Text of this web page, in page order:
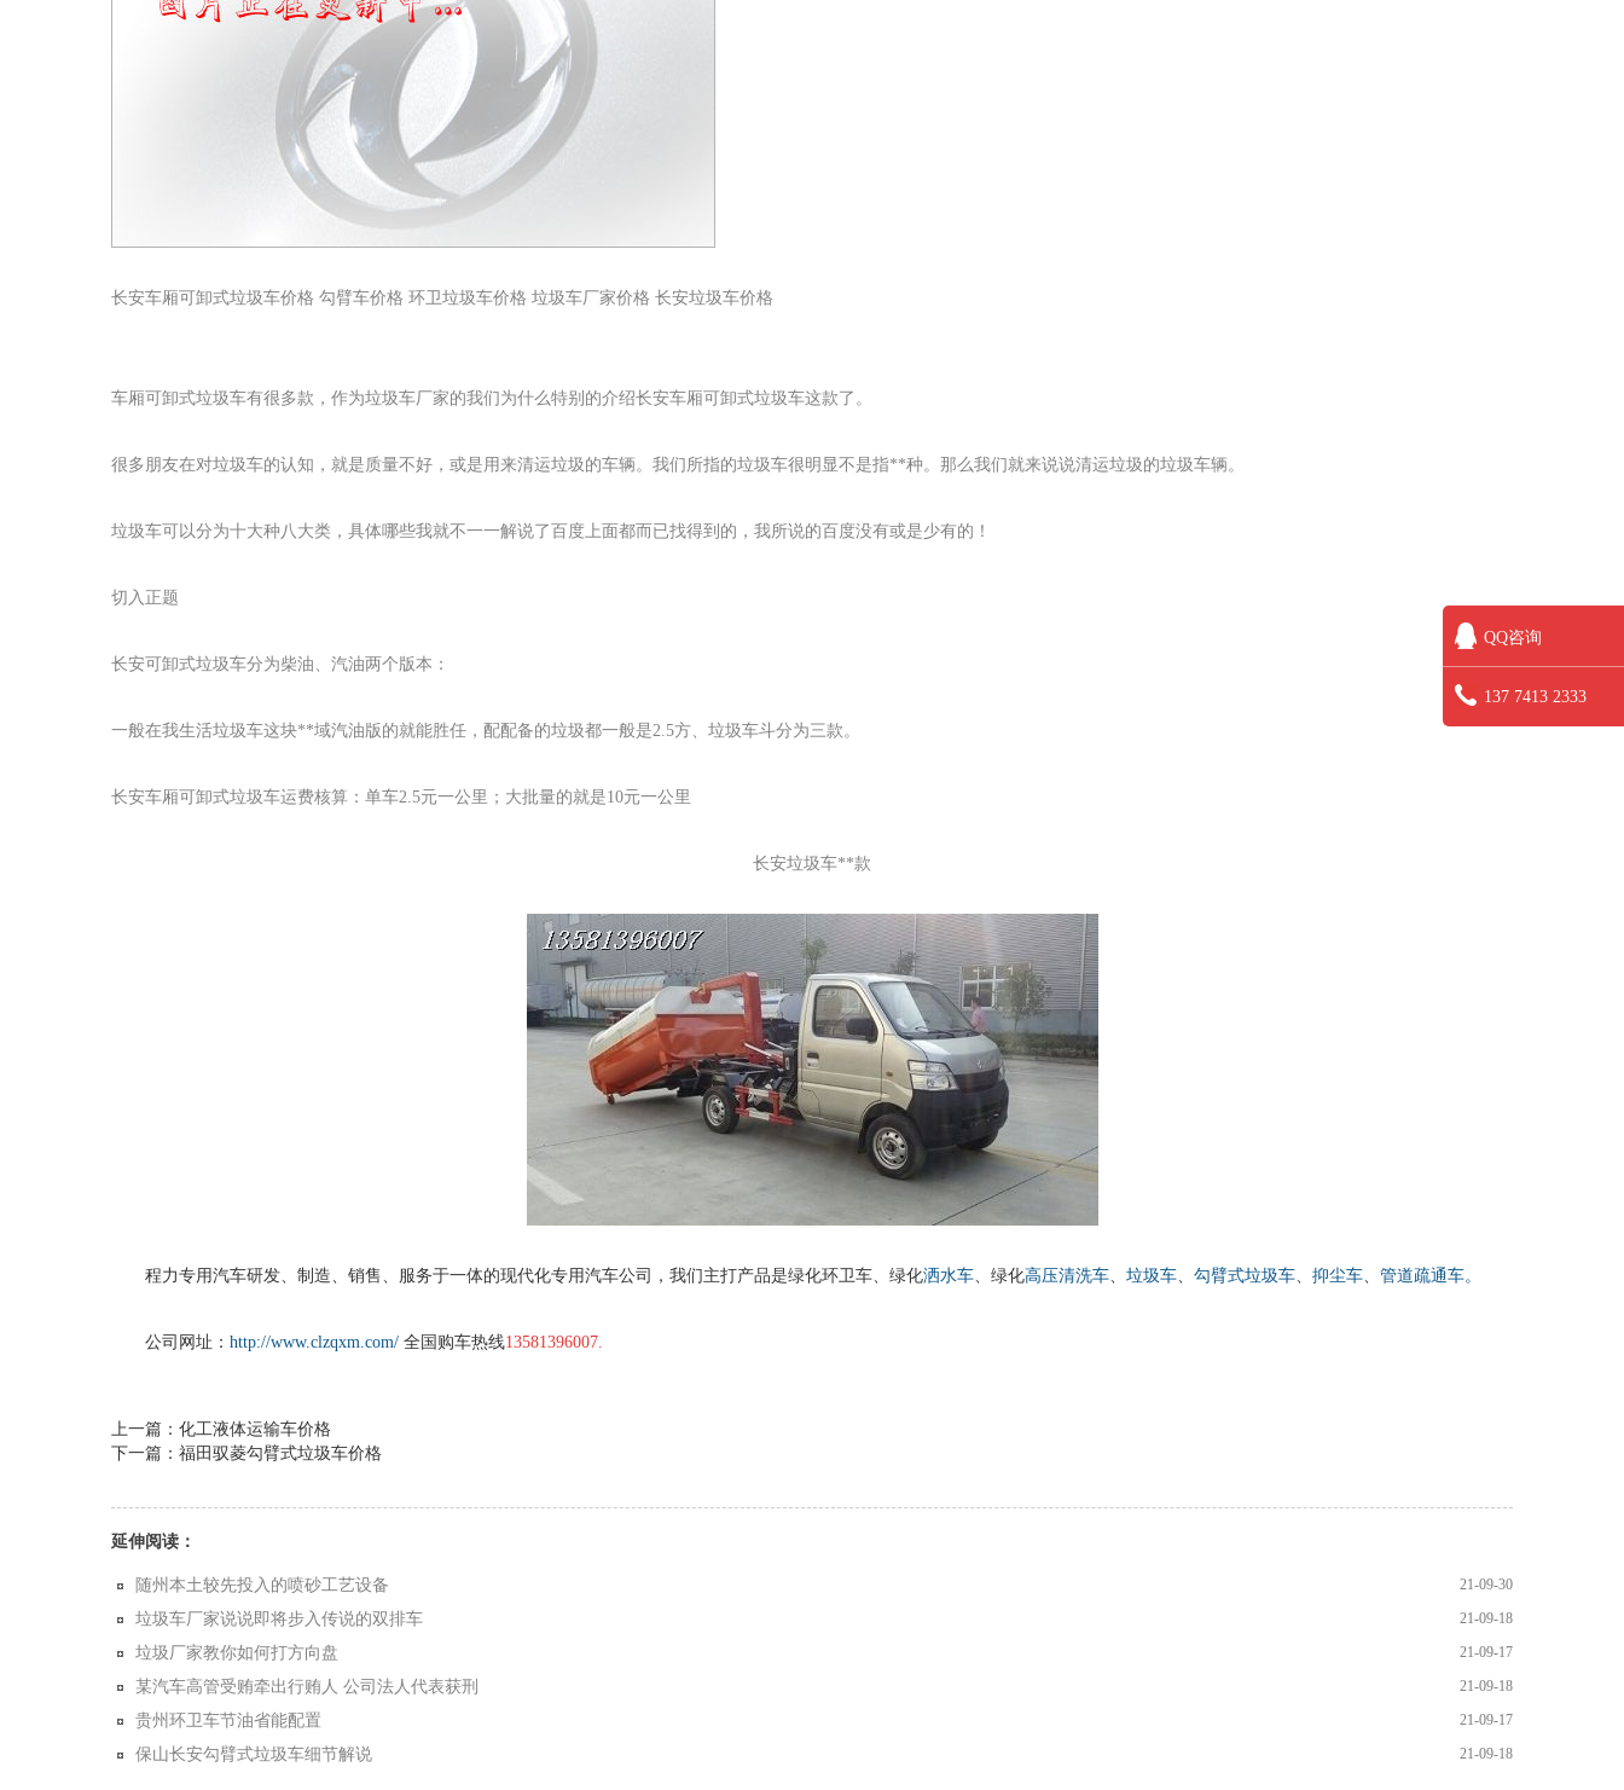
长安车厢可卸式垃圾车价格 勾臂车价格 环卫垃圾车价格 垃圾车厂家价格 长安垃圾车价格
车厢可卸式垃圾车有很多款，作为垃圾车厂家的我们为什么特别的介绍长安车厢可卸式垃圾车这款了。
很多朋友在对垃圾车的认知，就是质量不好，或是用来清运垃圾的车辆。我们所指的垃圾车很明显不是指**种。那么我们就来说说清运垃圾的垃圾车辆。
垃圾车可以分为十大种八大类，具体哪些我就不一一解说了百度上面都而已找得到的，我所说的百度没有或是少有的！
切入正题
长安可卸式垃圾车分为柴油、汽油两个版本：
一般在我生活垃圾车这块**域汽油版的就能胜任，配配备的垃圾都一般是2.5方、垃圾车斗分为三款。
长安车厢可卸式垃圾车运费核算：单车2.5元一公里；大批量的就是10元一公里
长安垃圾车**款
程力专用汽车研发、制造、销售、服务于一体的现代化专用汽车公司，我们主打产品是绿化环卫车、绿化洒水车、绿化高压清洗车、 垃圾车、 勾臂式垃圾车、 抑尘车、 管道疏通车。
公司网址： http://www.clzqxm.com/ 全国购车热线13581396007.
上一篇：化工液体运输车价格
下一篇：福田驭菱勾臂式垃圾车价格
延伸阅读：
随州本土较先投入的喷砂工艺设备 21-09-30
垃圾车厂家说说即将步入传说的双排车 21-09-18
垃圾厂家教你如何打方向盘 21-09-17
某汽车高管受贿牵出行贿人 公司法人代表获刑 21-09-18
贵州环卫车节油省能配置 21-09-17
保山长安勾臂式垃圾车细节解说 21-09-18
QQ咨询
137 7413 2333